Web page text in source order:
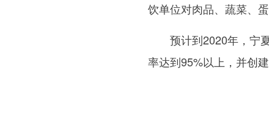
饮单位对肉品、蔬菜、
预计到2020年，宁夏
率达到95%以上，并创建